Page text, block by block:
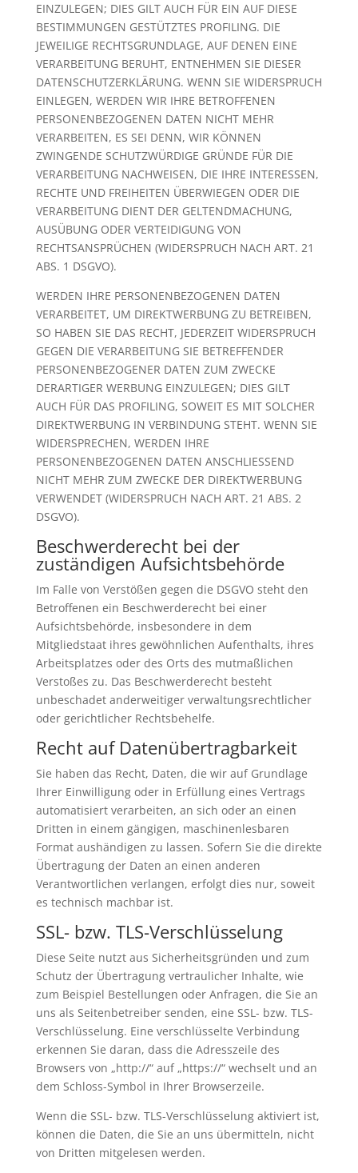
EINZULEGEN; DIES GILT AUCH FÜR EIN AUF DIESE
BESTIMMUNGEN GESTÜTZTES PROFILING. DIE
JEWEILIGE RECHTSGRUNDLAGE, AUF DENEN EINE
VERARBEITUNG BERUHT, ENTNEHMEN SIE DIESER
DATENSCHUTZERKLÄRUNG. WENN SIE WIDERSPRUCH
EINLEGEN, WERDEN WIR IHRE BETROFFENEN
PERSONENBEZOGENEN DATEN NICHT MEHR
VERARBEITEN, ES SEI DENN, WIR KÖNNEN
ZWINGENDE SCHUTZWÜRDIGE GRÜNDE FÜR DIE
VERARBEITUNG NACHWEISEN, DIE IHRE INTERESSEN,
RECHTE UND FREIHEITEN ÜBERWIEGEN ODER DIE
VERARBEITUNG DIENT DER GELTENDMACHUNG,
AUSÜBUNG ODER VERTEIDIGUNG VON
RECHTSANSPRÜCHEN (WIDERSPRUCH NACH ART. 21
ABS. 1 DSGVO).
WERDEN IHRE PERSONENBEZOGENEN DATEN
VERARBEITET, UM DIREKTWERBUNG ZU BETREIBEN,
SO HABEN SIE DAS RECHT, JEDERZEIT WIDERSPRUCH
GEGEN DIE VERARBEITUNG SIE BETREFFENDER
PERSONENBEZOGENER DATEN ZUM ZWECKE
DERARTIGER WERBUNG EINZULEGEN; DIES GILT
AUCH FÜR DAS PROFILING, SOWEIT ES MIT SOLCHER
DIREKTWERBUNG IN VERBINDUNG STEHT. WENN SIE
WIDERSPRECHEN, WERDEN IHRE
PERSONENBEZOGENEN DATEN ANSCHLIESSEND
NICHT MEHR ZUM ZWECKE DER DIREKTWERBUNG
VERWENDET (WIDERSPRUCH NACH ART. 21 ABS. 2
DSGVO).
Beschwerde­recht bei der
zuständigen Aufsichts­behörde
Im Falle von Verstößen gegen die DSGVO steht den
Betroffenen ein Beschwerderecht bei einer
Aufsichtsbehörde, insbesondere in dem
Mitgliedstaat ihres gewöhnlichen Aufenthalts, ihres
Arbeitsplatzes oder des Orts des mutmaßlichen
Verstoßes zu. Das Beschwerderecht besteht
unbeschadet anderweitiger verwaltungsrechtlicher
oder gerichtlicher Rechtsbehelfe.
Recht auf Daten­übertrag­barkeit
Sie haben das Recht, Daten, die wir auf Grundlage
Ihrer Einwilligung oder in Erfüllung eines Vertrags
automatisiert verarbeiten, an sich oder an einen
Dritten in einem gängigen, maschinenlesbaren
Format aushändigen zu lassen. Sofern Sie die direkte
Übertragung der Daten an einen anderen
Verantwortlichen verlangen, erfolgt dies nur, soweit
es technisch machbar ist.
SSL- bzw. TLS-Verschlüsselung
Diese Seite nutzt aus Sicherheitsgründen und zum
Schutz der Übertragung vertraulicher Inhalte, wie
zum Beispiel Bestellungen oder Anfragen, die Sie an
uns als Seitenbetreiber senden, eine SSL- bzw. TLS-
Verschlüsselung. Eine verschlüsselte Verbindung
erkennen Sie daran, dass die Adresszeile des
Browsers von „http://“ auf „https://“ wechselt und an
dem Schloss-Symbol in Ihrer Browserzeile.
Wenn die SSL- bzw. TLS-Verschlüsselung aktiviert ist,
können die Daten, die Sie an uns übermitteln, nicht
von Dritten mitgelesen werden.